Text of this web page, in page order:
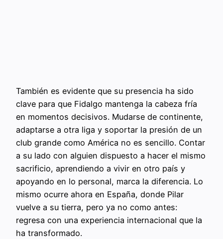
También es evidente que su presencia ha sido
clave para que Fidalgo mantenga la cabeza fría
en momentos decisivos. Mudarse de continente,
adaptarse a otra liga y soportar la presión de un
club grande como América no es sencillo. Contar
a su lado con alguien dispuesto a hacer el mismo
sacrificio, aprendiendo a vivir en otro país y
apoyando en lo personal, marca la diferencia. Lo
mismo ocurre ahora en España, donde Pilar
vuelve a su tierra, pero ya no como antes:
regresa con una experiencia internacional que la
ha transformado.